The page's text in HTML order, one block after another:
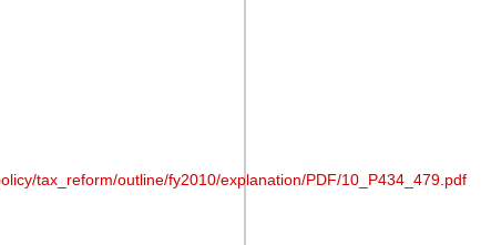
tax_reform/outline/fy2010/explanation/PDF/10_P434_479.pdf